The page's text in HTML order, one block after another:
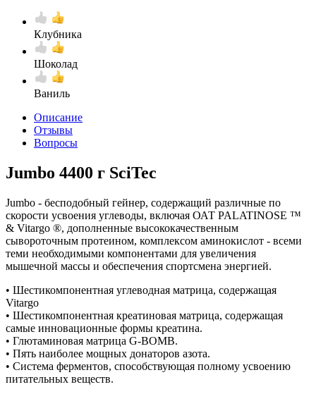
Клубника
Шоколад
Ваниль
Описание
Отзывы
Вопросы
Jumbo 4400 г SciTec
Jumbo - бесподобный гейнер, содержащий различные по
скорости усвоения углеводы, включая ОАТ PALATINOSE ™
& Vitargo ®, дополненные высококачественным
сывороточным протеином, комплексом аминокислот - всеми
теми необходимыми компонентами для увеличения
мышечной массы и обеспечения спортсмена энергией.
• Шестикомпонентная углеводная матрица, содержащая
Vitargo
• Шестикомпонентная креатиновая матрица, содержащая
самые инновационные формы креатина.
• Глютаминовая матрица G-BOMB.
• Пять наиболее мощных донаторов азота.
• Система ферментов, способствующая полному усвоению
питательных веществ.